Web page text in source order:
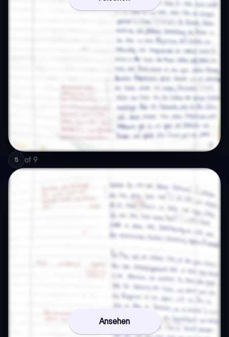
5 of 9
Ansehen